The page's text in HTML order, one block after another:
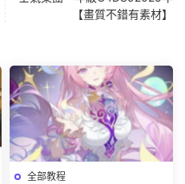
【畫質不錯有素材】
全部教程